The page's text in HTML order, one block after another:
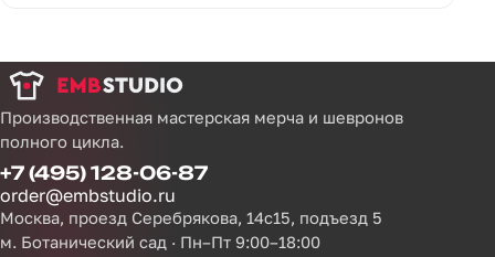
Производственная мастерская мерча и шевронов
полного цикла.
+7 (495) 128-06-87
order@embstudio.ru
Москва, проезд Серебрякова, 14с15, подъезд 5
м. Ботанический сад · Пн–Пт 9:00–18:00